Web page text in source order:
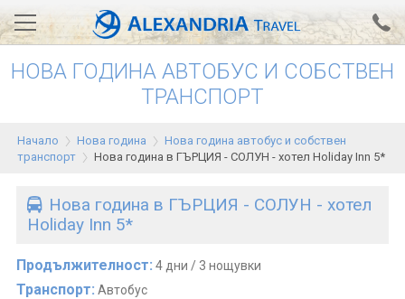
Вход за агенти Проверка на резервация
Тунис
Турция
Гърция
Египет
НОВА ГОДИНА АВТОБУС И СОБСТВЕН
ТРАНСПОРТ
Начало Нова година
Нова година автобус и собствен
транспорт
Нова година в ГЪРЦИЯ - СОЛУН - хотел Holiday Inn 5*
Нова година в ГЪРЦИЯ - СОЛУН - хотел
Holiday Inn 5*
Продължителност: 4 дни / 3 нощувки
Транспорт: Автобус